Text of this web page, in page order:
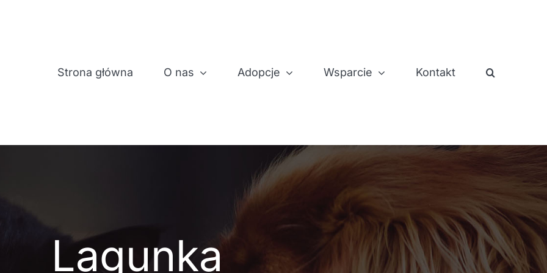
Strona główna O nas Adopcje Wsparcie Kontakt
Lagunka